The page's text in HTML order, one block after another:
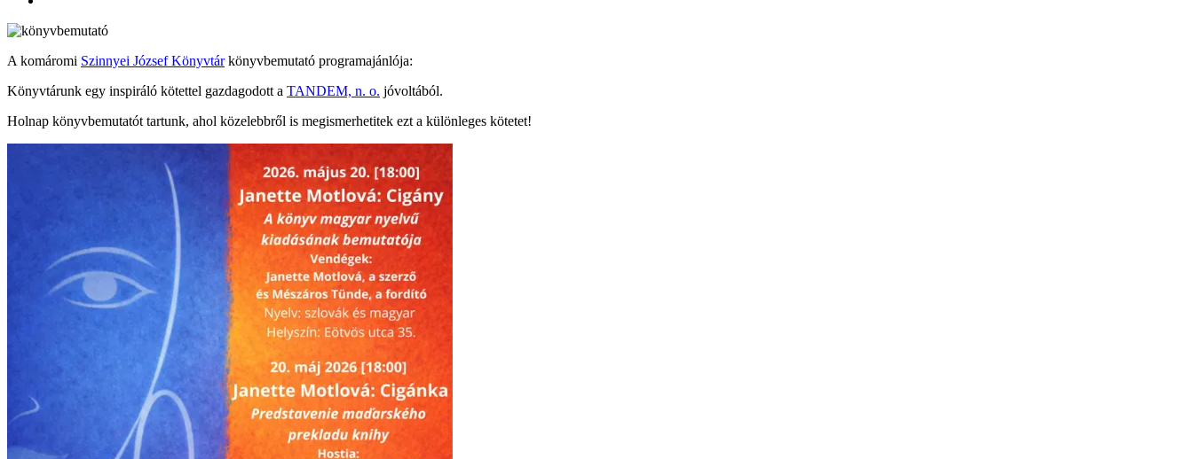
A komáromi Szinnyei József Könyvtárkönyvbemutató programajánlója:
Könyvtárunk egy inspiráló kötettel gazdagodott a TANDEM, n. o. jóvoltából.
Holnap könyvbemutatót tartunk, ahol közelebbről is megismerhetitek ezt a különleges kötetet!